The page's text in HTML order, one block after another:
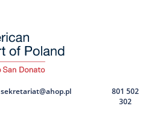
sekretariat@ahop.pl
801 502
302